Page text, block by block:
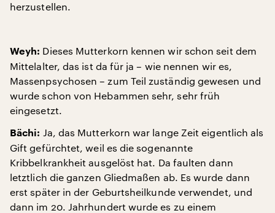
herzustellen.
Weyh: Dieses Mutterkorn kennen wir schon seit dem
Mittelalter, das ist da für ja – wie nennen wir es,
Massenpsychosen – zum Teil zuständig gewesen und
wurde schon von Hebammen sehr, sehr früh
eingesetzt.
Bächi: Ja, das Mutterkorn war lange Zeit eigentlich als
Gift gefürchtet, weil es die sogenannte
Kribbelkrankheit ausgelöst hat. Da faulten dann
letztlich die ganzen Gliedmaßen ab. Es wurde dann
erst später in der Geburtsheilkunde verwendet, und
dann im 20. Jahrhundert wurde es zu einem